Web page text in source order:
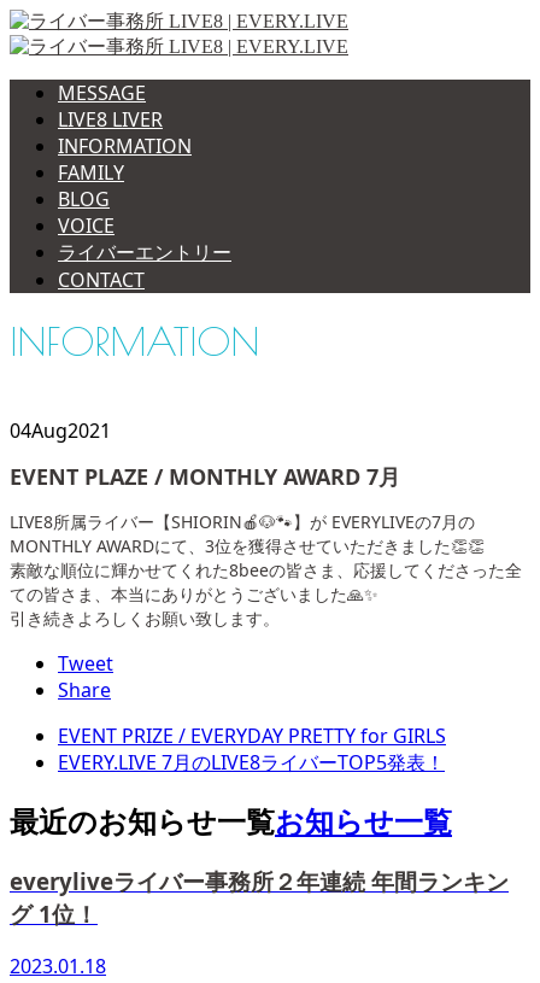
MESSAGE
LIVE8 LIVER
INFORMATION
FAMILY
BLOG
VOICE
ライバーエントリー
CONTACT
INFORMATION
04Aug2021
EVENT PLAZE / MONTHLY AWARD 7月
LIVE8所属ライバー【SHIORIN🍎🐶🐾】が EVERYLIVEの7月の
MONTHLY AWARDにて、3位を獲得させていただきました👏👏
素敵な順位に輝かせてくれた8beeの皆さま、応援してくださった全
ての皆さま、本当にありがとうございました🙏✨
引き続きよろしくお願い致します。
Tweet
Share
EVENT PRIZE / EVERYDAY PRETTY for GIRLS
EVERY.LIVE 7月のLIVE8ライバーTOP5発表！
最近のお知らせ一覧お知らせ一覧
everyliveライバー事務所２年連続 年間ランキン
グ 1位！
2023.01.18